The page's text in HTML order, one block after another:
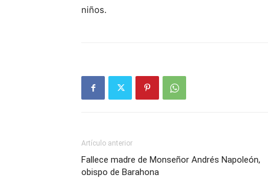
niños.
Artículo anterior
Fallece madre de Monseñor Andrés Napoleón,
obispo de Barahona